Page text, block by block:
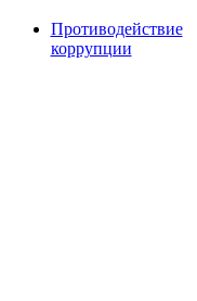
Противодействие
коррупции